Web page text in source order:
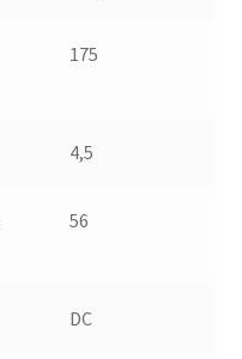
175
4,5
56
DC